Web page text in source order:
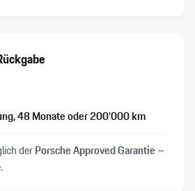
, 48 Monateoder 200’000 km
derPorsche Approved Garantie –